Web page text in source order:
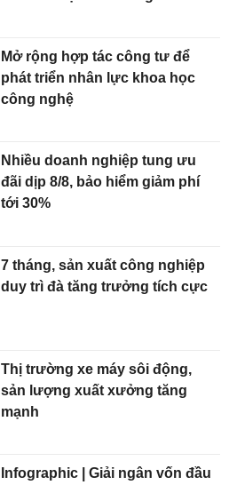
Mở rộng hợp tác công tư để
phát triển nhân lực khoa học
công nghệ
Nhiều doanh nghiệp tung ưu
đãi dịp 8/8, bảo hiểm giảm phí
tới 30%
7 tháng, sản xuất công nghiệp
duy trì đà tăng trưởng tích cực
Thị trường xe máy sôi động,
sản lượng xuất xưởng tăng
mạnh
Infographic | Giải ngân vốn đầu